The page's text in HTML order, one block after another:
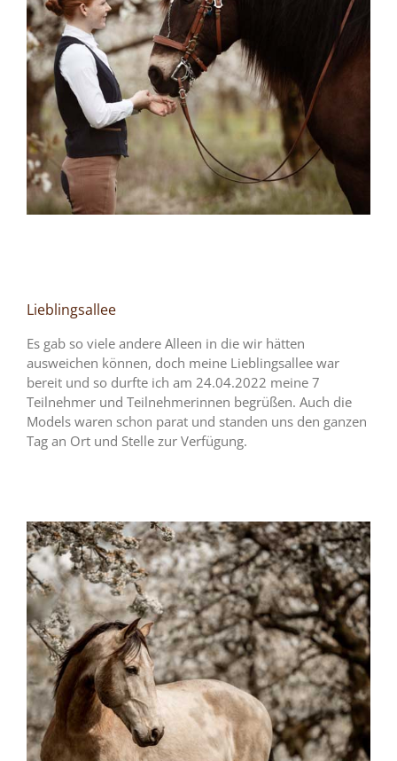
Lieblingsallee
Es gab so viele andere Alleen in die wir hätten
ausweichen können, doch meine Lieblingsallee war
bereit und so durfte ich am 24.04.2022 meine 7
Teilnehmer und Teilnehmerinnen begrüßen. Auch die
Models waren schon parat und standen uns den ganzen
Tag an Ort und Stelle zur Verfügung.